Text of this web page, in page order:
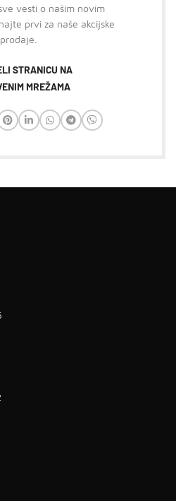
vesti o našim novim
prvi za naše akcijske
prodaje.
STRANICU NA
MREŽAMA